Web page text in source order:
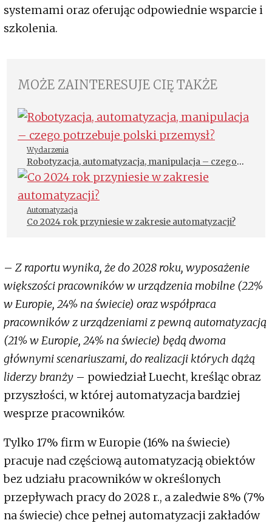
systemami oraz oferując odpowiednie wsparcie i
szkolenia.
MOŻE ZAINTERESUJE CIĘ TAKŻE
Wydarzenia
Robotyzacja, automatyzacja, manipulacja – czego
potrzebuje polski przemysł?
Automatyzacja
Co 2024 rok przyniesie w zakresie automatyzacji?
– Z raportu wynika, że do 2028 roku, wyposażenie
większości pracowników w urządzenia mobilne (22%
w Europie, 24% na świecie) oraz współpraca
pracowników z urządzeniami z pewną automatyzacją
(21% w Europie, 24% na świecie) będą dwoma
głównymi scenariuszami, do realizacji których dążą
liderzy branży – powiedział Luecht, kreśląc obraz
przyszłości, w której automatyzacja bardziej
wesprze pracowników.
Tylko 17% firm w Europie (16% na świecie)
pracuje nad częściową automatyzacją obiektów
bez udziału pracowników w określonych
przepływach pracy do 2028 r., a zaledwie 8% (7%
na świecie) chce pełnej automatyzacji zakładów